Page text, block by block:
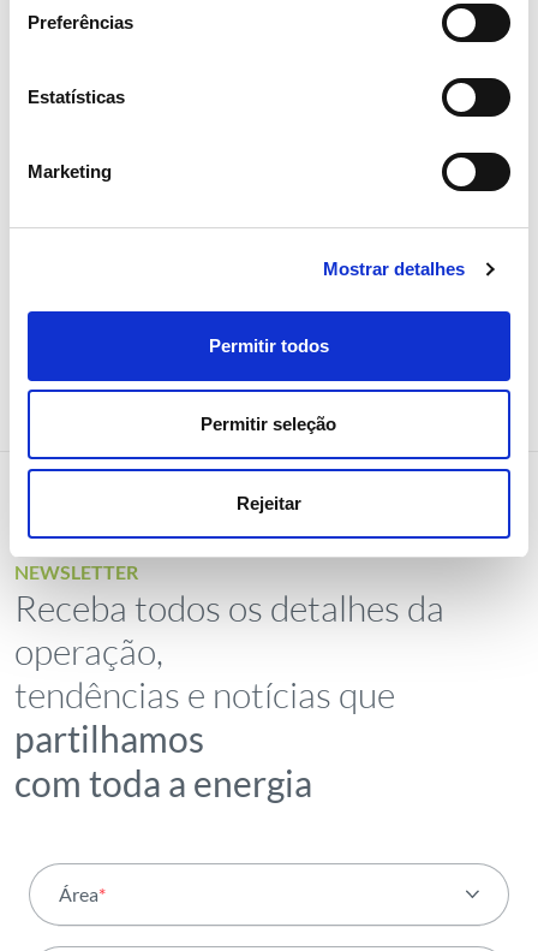
Preferências
Estatísticas
Marketing
Mostrar detalhes
Permitir todos
Permitir seleção
Rejeitar
15 ABRIL 2026
Assembleia Geral de Acionistas
Investidores Institucional
NEWSLETTER
Receba todos os detalhes da
operação,
tendências e notícias que
partilhamos
com toda a energia
Área*